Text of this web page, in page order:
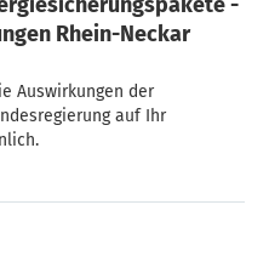
Rhein-Neckar
Auswirkungen der
auf Ihr